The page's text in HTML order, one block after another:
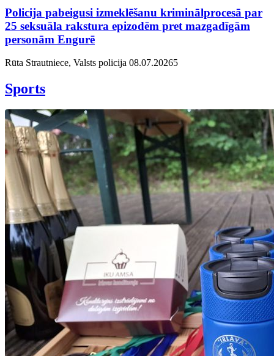
Policija pabeigusi izmeklēšanu kriminālprocesā par
25 seksuāla rakstura epizodēm pret mazgadīgām
personām Engurē
Rūta Strautniece, Valsts policija 08.07.20265
Sports